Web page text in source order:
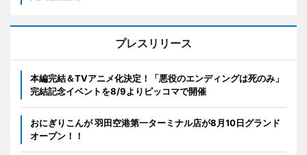
プレスリリース
本編完結＆TVアニメ化決定！「悪役のエンディングは死のみ」
完結記念イベントを8/9よりピッコマで開催
おにぎりこんが 羽田空港第一ターミナル店が8月10日グランド
オープン！！